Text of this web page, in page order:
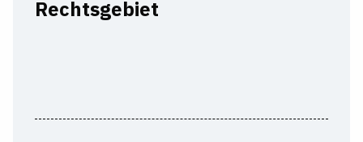
Rechtsgebiet